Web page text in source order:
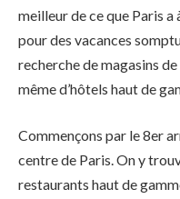
meilleur de ce que Paris
pour des vacances
recherche de magasins
même d’hôtels haut de
Commençons par le 8er
centre de Paris. On y
restaurants haut de